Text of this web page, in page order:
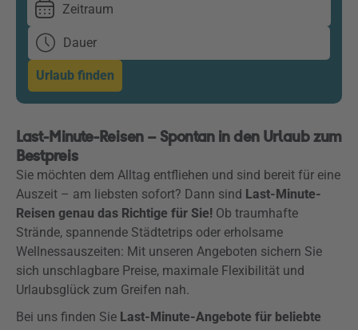
Zeitraum
Dauer
Urlaub finden
Last-Minute-Reisen – Spontan in den Urlaub zum
Bestpreis
Sie möchten dem Alltag entfliehen und sind bereit für eine
Auszeit – am liebsten sofort? Dann sind Last-Minute-
Reisen genau das Richtige für Sie! Ob traumhafte
Strände, spannende Städtetrips oder erholsame
Wellnessauszeiten: Mit unseren Angeboten sichern Sie
sich unschlagbare Preise, maximale Flexibilität und
Urlaubsglück zum Greifen nah.
Bei uns finden Sie Last-Minute-Angebote für beliebte